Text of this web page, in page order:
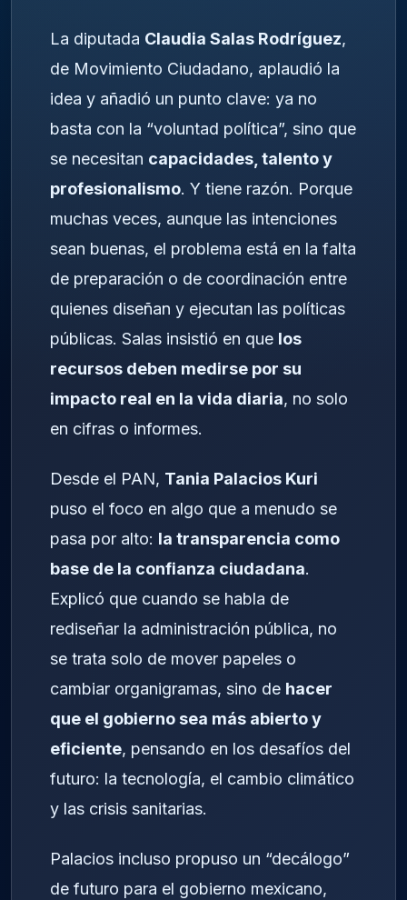
La diputada Claudia Salas Rodríguez,
de Movimiento Ciudadano, aplaudió la
idea y añadió un punto clave: ya no
basta con la “voluntad política”, sino que
se necesitan capacidades, talento y
profesionalismo. Y tiene razón. Porque
muchas veces, aunque las intenciones
sean buenas, el problema está en la falta
de preparación o de coordinación entre
quienes diseñan y ejecutan las políticas
públicas. Salas insistió en que los
recursos deben medirse por su
impacto real en la vida diaria, no solo
en cifras o informes.
Desde el PAN, Tania Palacios Kuri
puso el foco en algo que a menudo se
pasa por alto: la transparencia como
base de la confianza ciudadana.
Explicó que cuando se habla de
rediseñar la administración pública, no
se trata solo de mover papeles o
cambiar organigramas, sino de hacer
que el gobierno sea más abierto y
eficiente, pensando en los desafíos del
futuro: la tecnología, el cambio climático
y las crisis sanitarias.
Palacios incluso propuso un “decálogo”
de futuro para el gobierno mexicano,